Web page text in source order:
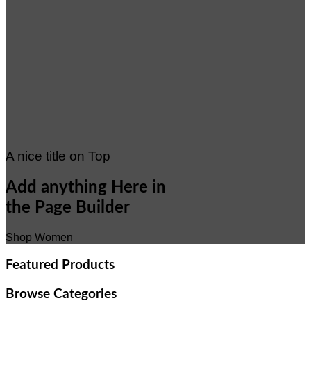
A nice title on Top
Add anything Here in
the Page Builder
Shop Women
Featured Products
Browse Categories